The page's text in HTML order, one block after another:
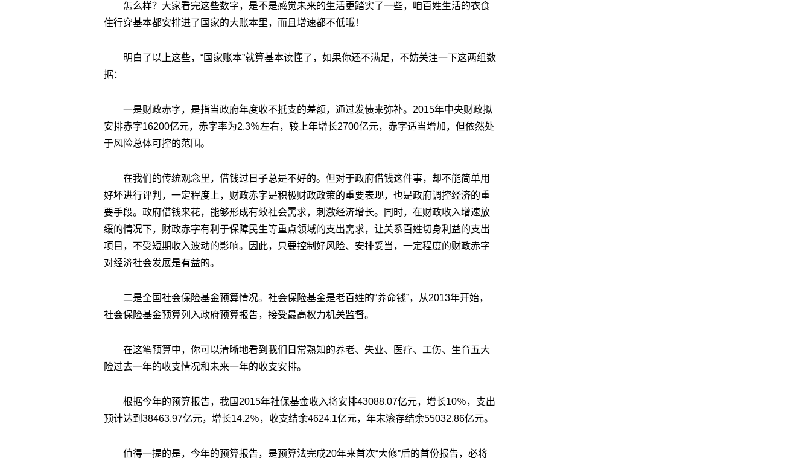
怎么样？大家看完这些数字，是不是感觉未来的生活更踏实了一些，咱百姓生活的衣食
住行穿基本都安排进了国家的大账本里，而且增速都不低哦！
明白了以上这些，“国家账本”就算基本读懂了，如果你还不满足，不妨关注一下这两组数
据：
一是财政赤字，是指当政府年度收不抵支的差额，通过发债来弥补。2015年中央财政拟
安排赤字16200亿元，赤字率为2.3％左右，较上年增长2700亿元，赤字适当增加，但依然处
于风险总体可控的范围。
在我们的传统观念里，借钱过日子总是不好的。但对于政府借钱这件事，却不能简单用
好坏进行评判，一定程度上，财政赤字是积极财政政策的重要表现，也是政府调控经济的重
要手段。政府借钱来花，能够形成有效社会需求，刺激经济增长。同时，在财政收入增速放
缓的情况下，财政赤字有利于保障民生等重点领域的支出需求，让关系百姓切身利益的支出
项目，不受短期收入波动的影响。因此，只要控制好风险、安排妥当，一定程度的财政赤字
对经济社会发展是有益的。
二是全国社会保险基金预算情况。社会保险基金是老百姓的“养命钱”，从2013年开始，
社会保险基金预算列入政府预算报告，接受最高权力机关监督。
在这笔预算中，你可以清晰地看到我们日常熟知的养老、失业、医疗、工伤、生育五大
险过去一年的收支情况和未来一年的收支安排。
根据今年的预算报告，我国2015年社保基金收入将安排43088.07亿元，增长10％，支出
预计达到38463.97亿元，增长14.2％，收支结余4624.1亿元，年末滚存结余55032.86亿元。
值得一提的是，今年的预算报告，是预算法完成20年来首次“大修”后的首份报告，必将